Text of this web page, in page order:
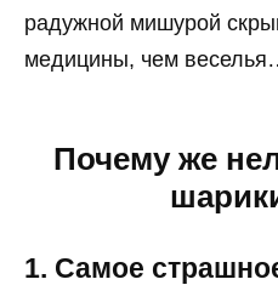
радужной мишурой
медицины, чем
Почему же
1. Самое